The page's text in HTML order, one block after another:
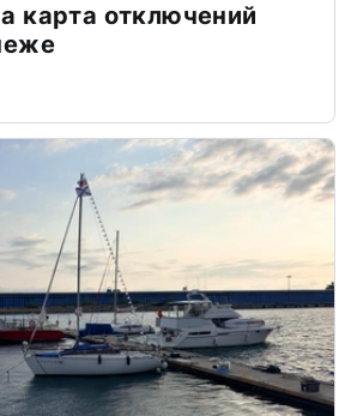
карта отключений